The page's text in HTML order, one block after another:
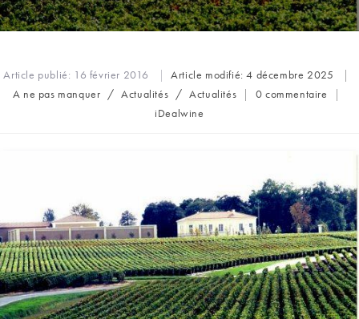
Article publié: 16 février 2016 Article modifié:4 décembre 2025
Post
A ne pas manquer / Actualités / Actualités
Commentaires
0 commentaire
Auteur/autrice
iDealwine